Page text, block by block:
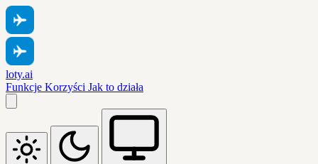
loty.ai
Funkcje Korzyści Jak to działa